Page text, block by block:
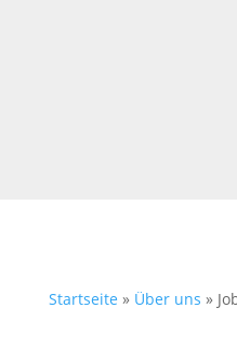
Startseite » Über uns »